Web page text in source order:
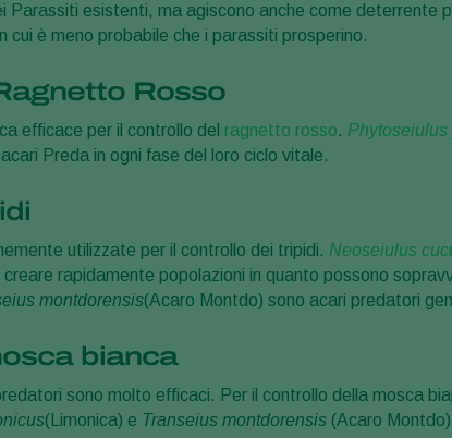
Parassiti esistenti, ma agiscono anche come deterrente
cui è meno probabile che i parassiti prosperino.
Rosso
efficace per il controllo del ragnetto rosso.
Preda in ogni fase del loro ciclo vitale.
utilizzate per il controllo dei tripidi. Neoseiulus
rapidamente popolazioni in quanto possono
montdorensis(Acaro Montdo) sono acari predatori
bianca
sono molto efficaci. Per il controllo della mosca
(Limonica) e Transeius montdorensis (Acaro